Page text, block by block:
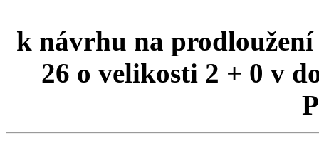
k návrhu na
26 o velikosti 2 + 0 v